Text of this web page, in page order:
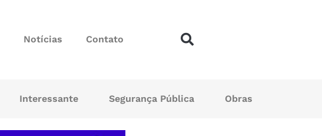
Notícias Contato
Interessante Segurança Pública Obras